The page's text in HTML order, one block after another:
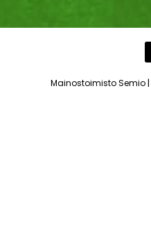
Mainostoimisto Semio|